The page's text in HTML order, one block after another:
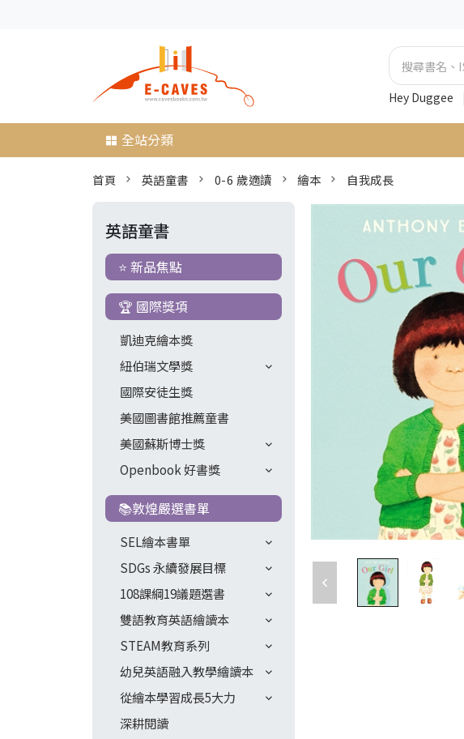
Hey Duggee
全站分類
首頁 英語童書 0-6 歲適讀 繪本 自我成長
英語童書
⭐ 新品焦點
🏆 國際獎項
凱迪克繪本獎
紐伯瑞文學獎
國際安徒生獎
美國圖書館推薦童書
美國蘇斯博士獎
Openbook 好書獎
📚敦煌嚴選書單
SEL繪本書單
SDGs 永續發展目標
108課綱19議題選書
雙語教育英語繪讀本
STEAM教育系列
幼兒英語融入教學繪讀本
從繪本學習成長5大力
深耕閱讀